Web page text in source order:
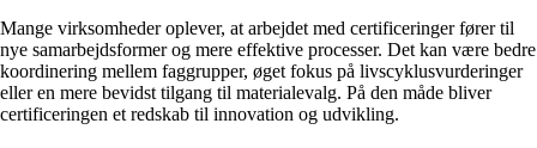
Mange virksomheder oplever, at arbejdet med certificeringer fører til
nye samarbejdsformer og mere effektive processer. Det kan være bedre
koordinering mellem faggrupper, øget fokus på livscyklusvurderinger
eller en mere bevidst tilgang til materialevalg. På den måde bliver
certificeringen et redskab til innovation og udvikling.